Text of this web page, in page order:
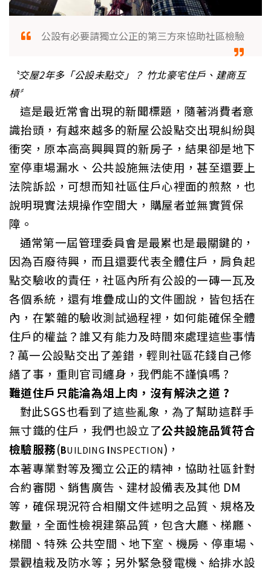
公設有必要請獨立公正的第三方來協助社區檢驗
〝交屋2年多「公設未點交」？ 竹北豪宅住戶、建商互
槓〞
這是最近常會出現的新聞標題，隨著消費者意
識抬頭，有越來越多的新屋公設點交出現糾紛與
衝突，原本高高興興買的新房子，結果卻是地下
室停車場漏水、公共設施無法使用，甚至還要上
法院訴訟，可想而知社區住戶心裡面的煎熬，也
說明現實法規操作空間大，購屋者並無實質保
障。
通常第一屆管理委員會是最累也是最關鍵的，
因為百廢待興，而且還要代表全體住戶，肩負起
點交驗收的責任，社區內所有公設的一磚一瓦及
各個系統，還有堆疊成山的文件圖說，皆包括在
內，在繁雜的驗收測試過程裡，如何能確保全體
住戶的權益？誰又有能力及時間來處理這些事情
? 萬一公設點交出了差錯，輕則社區花錢自己修
繕了事，重則官司纏身，我們能不謹慎嗎 ?
難道住戶只能淪為俎上肉，沒有解決之道 ?
對此SGS也看到了這些亂象，為了幫助這群手
無寸鐵的住戶，我們也設立了公共設施品質符合
檢驗服務(BUILDING INSPECTION) ，
本著專業對等及獨立公正的精神，協助社區針對
合約審閱、銷售廣告、建材設備表及其他 DM
等，確保現況符合相關文件述明之品質、規格及
數量，全面性檢視建築品質，包含大廳、梯廳、
梯間、特殊 公共空間、地下室、機房、停車場、
景觀植栽及防水等；另外緊急發電機、給排水設